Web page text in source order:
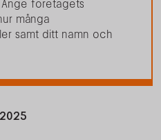
. Ange företagets
många
samt ditt namn och